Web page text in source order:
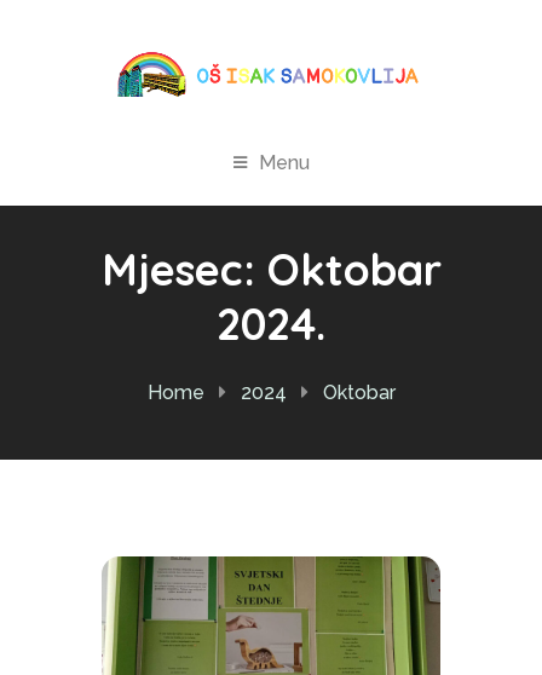
Menu
Mjesec: Oktobar
2024.
Home 2024 Oktobar